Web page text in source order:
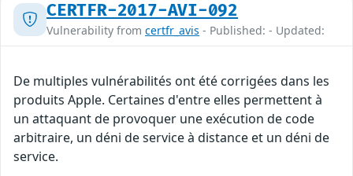
CERTFR-2017-AVI-092
Vulnerability from certfr_avis - Published: - Updated:
De multiples vulnérabilités ont été corrigées dans les
produits Apple. Certaines d'entre elles permettent à
un attaquant de provoquer une exécution de code
arbitraire, un déni de service à distance et un déni de
service.